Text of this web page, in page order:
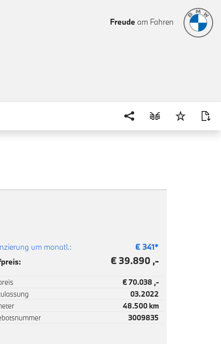
Freude am Fahren
um monatl.: € 341*
€ 39.890 ,-
€ 70.038 ,-
03.2022
48.500 km
3009835